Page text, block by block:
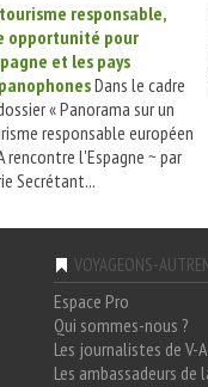
responsable,
opportunité pour
et les pays
Dans le cadre
« Panorama sur un
responsable européen
rencontre l'Espagne ~ par
Secrétant...
VOYAGEONS-
Espace Pro
Qui sommes-nous ?
Les journalistes de V-
Les ambassadeurs